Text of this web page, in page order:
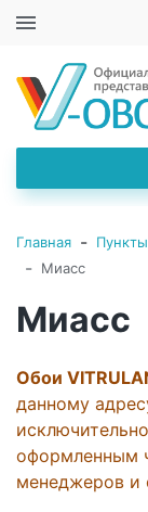
Главная -
- Миасс
Миасс
Обои
данному
оформленным
менеджеров и